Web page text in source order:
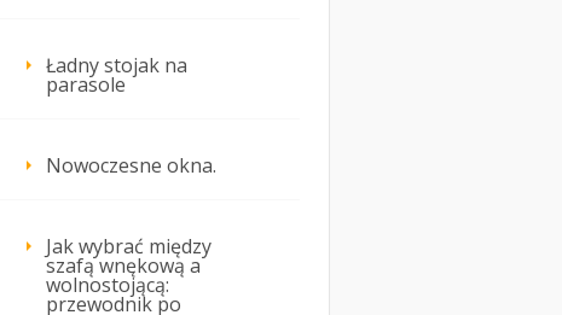
Ładny stojak na
parasole
Nowoczesne okna.
Jak wybrać między
szafą wnękową a
wolnostojącą:
przewodnik po